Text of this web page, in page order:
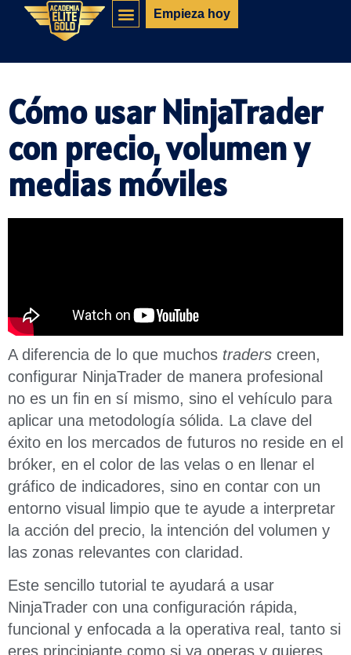
Empieza hoy
Cómo usar NinjaTrader
con precio, volumen y
medias móviles
A diferencia de lo que muchos traders creen,
configurar NinjaTrader de manera profesional
no es un fin en sí mismo, sino el vehículo para
aplicar una metodología sólida. La clave del
éxito en los mercados de futuros no reside en el
bróker, en el color de las velas o en llenar el
gráfico de indicadores, sino en contar con un
entorno visual limpio que te ayude a interpretar
la acción del precio, la intención del volumen y
las zonas relevantes con claridad.
Este sencillo tutorial te ayudará a usar
NinjaTrader con una configuración rápida,
funcional y enfocada a la operativa real, tanto si
eres principiante como si ya operas y quieres